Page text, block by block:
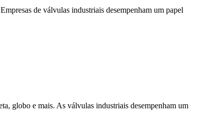
de válvulas industriais desempenham um papel
globo e mais. As válvulas industriais desempenham um